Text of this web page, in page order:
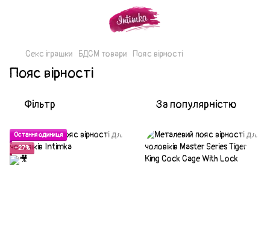
Секс іграшки БДСМ товари Пояс вірності
Пояс вірності
Фільтр За популярністю
Остання одиниця
−27%